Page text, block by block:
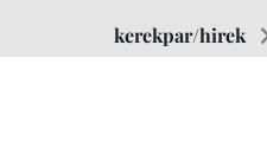
kerekpar/hirek